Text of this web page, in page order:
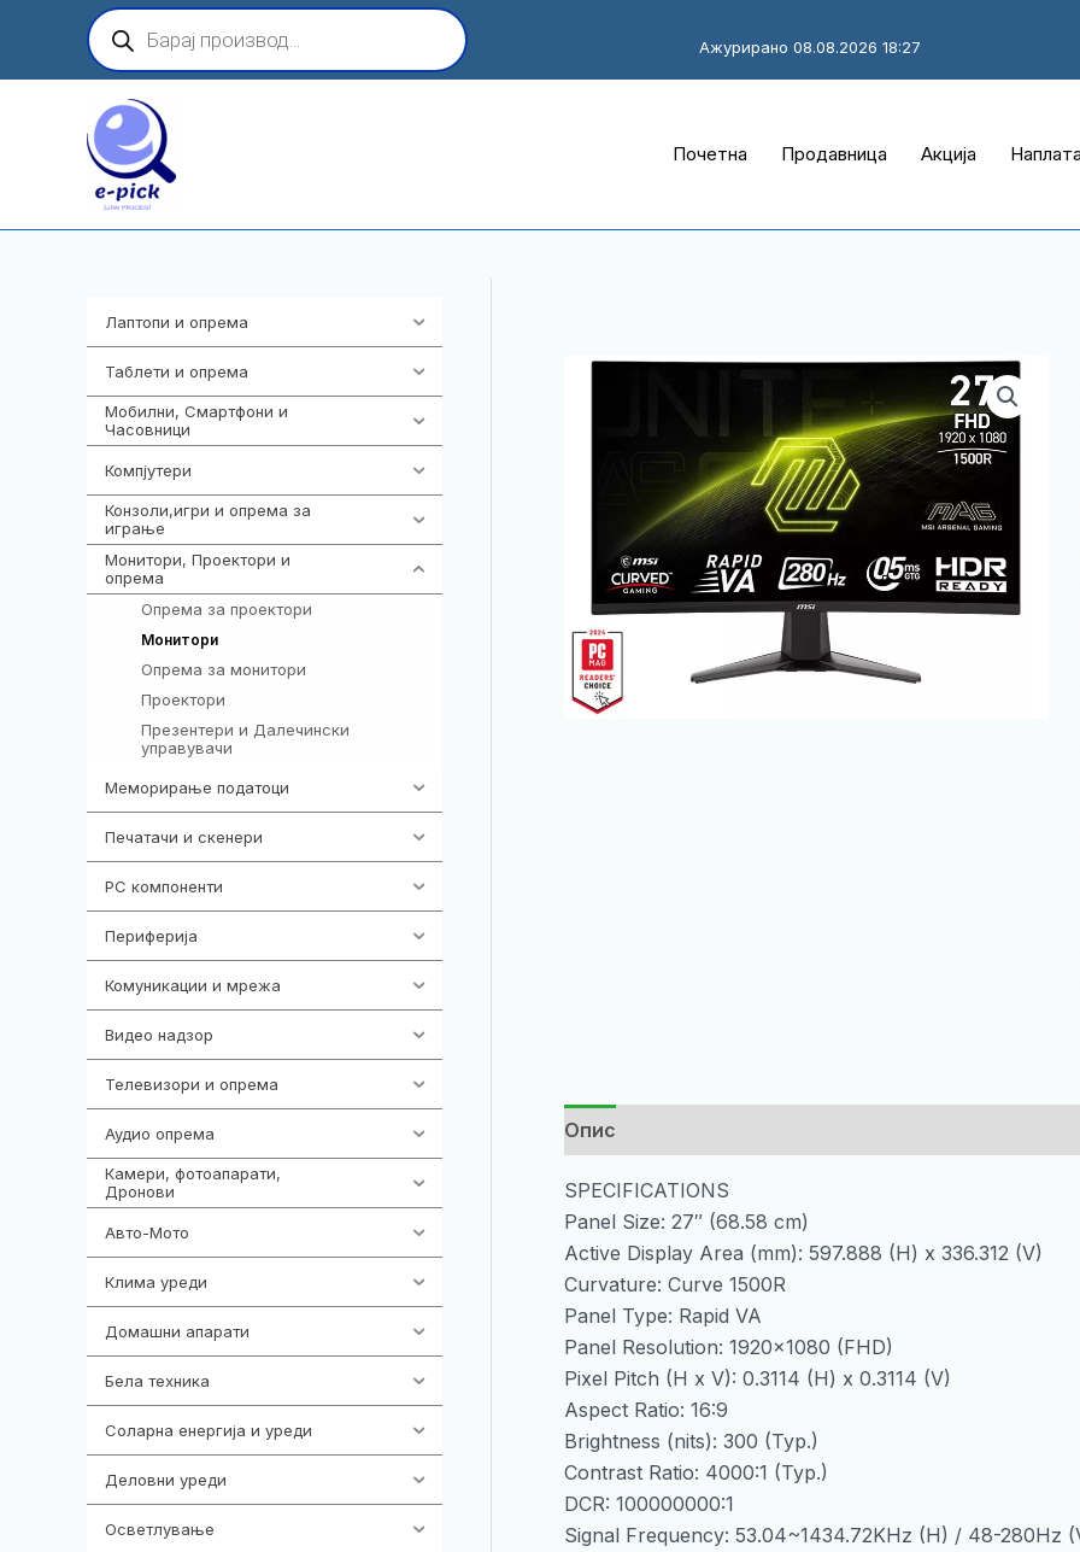
content
Products
search
Ажурирано 08.08.2026 18:27
Почетна Продавница Акција Наплата
Лаптопи и опрема
Таблети и опрема
Мобилни, Смартфони и
Часовници
Компјутери
Конзоли,игри и опрема за
играње
Монитори, Проектори и
опрема
Опрема за проектори
Монитори
Опрема за монитори
Проектори
Презентери и Далечински
управувачи
Меморирање податоци
Печатачи и скенери
PC компоненти
Периферија
Комуникации и мрежа
Видео надзор
Телевизори и опрема
Аудио опрема
Камери, фотоапарати,
Дронови
Авто-Мото
Клима уреди
Домашни апарати
Бела техника
Соларна енергија и уреди
Деловни уреди
Осветлување
Опис
SPECIFICATIONS
Panel Size: 27″ (68.58 cm)
Active Display Area (mm): 597.888 (H) x 336.312 (V)
Curvature: Curve 1500R
Panel Type: Rapid VA
Panel Resolution: 1920×1080 (FHD)
Pixel Pitch (H x V): 0.3114 (H) x 0.3114 (V)
Aspect Ratio: 16:9
Brightness (nits): 300 (Typ.)
Contrast Ratio: 4000:1 (Typ.)
DCR: 100000000:1
Signal Frequency: 53.04~1434.72KHz (H) / 48-280Hz